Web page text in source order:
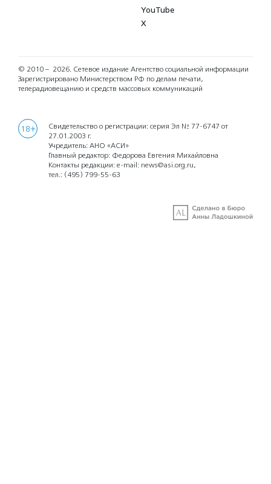
YouTube
X
© 2010 – 2026. Сетевое издание Агентство социальной информации
Зарегистрировано Министерством РФ по делам печати,
телерадиовещанию и средств массовых коммуникаций
18+
Свидетельство о регистрации: серия Эл № 77-6747 от
27.01.2003 г.
Учредитель: АНО «АСИ»
Главный редактор: Федорова Евгения Михайловна
Контакты редакции: e-mail: news@asi.org.ru,
тел.: (495) 799-55-63